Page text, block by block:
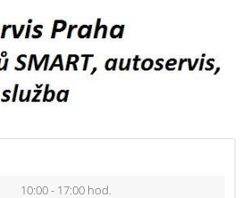
10:00 - 17:00 hod.